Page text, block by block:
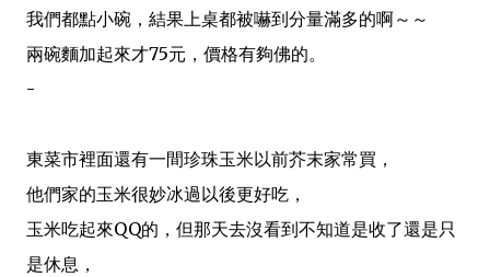
我們都點小碗，結果上桌都被嚇到分量滿多的啊～～
兩碗麵加起來才75元，價格有夠佛的。
-
東菜市裡面還有一間珍珠玉米以前芥末家常買，
他們家的玉米很妙冰過以後更好吃，
玉米吃起來QQ的，但那天去沒看到不知道是收了還是只
是休息，